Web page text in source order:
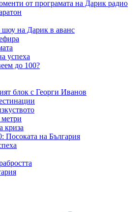
от програмата на Дарик радио
на Дарик в аванс
успеха
до 100?
блок с Георги Иванов
криза
Посоката на България